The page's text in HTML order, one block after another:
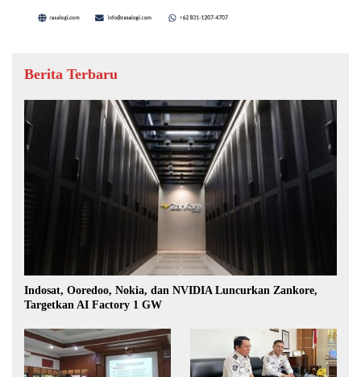
Berita Terbaru
Indosat, Ooredoo, Nokia, dan NVIDIA Luncurkan Zankore,
Targetkan AI Factory 1 GW